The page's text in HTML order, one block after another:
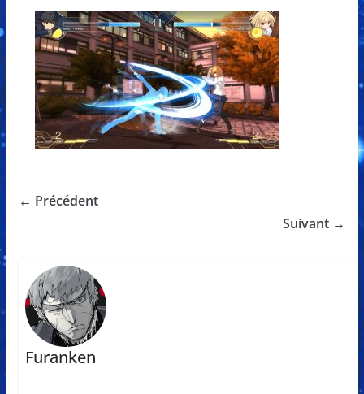
← Précédent
Suivant →
Furanken